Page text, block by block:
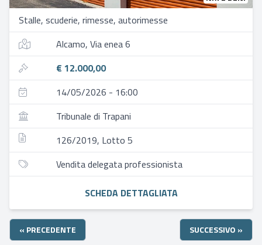
Stalle, scuderie, rimesse, autorimesse
Alcamo, Via enea 6
€ 12.000,00
14/05/2026 - 16:00
Tribunale di Trapani
126/2019, Lotto 5
Vendita delegata professionista
SCHEDA DETTAGLIATA
« PRECEDENTE SUCCESSIVO »